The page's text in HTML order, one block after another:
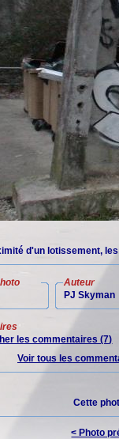
d'un lotissement,
Auteur
PJ Skyman
les commentaires (7)
Voir tous les
Cette
< Photo